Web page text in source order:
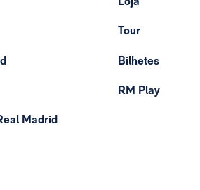
Madrid
Tour
Bilhetes
RM Play